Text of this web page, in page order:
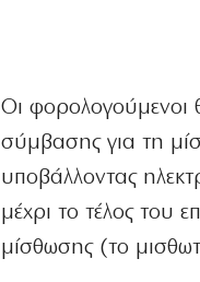
Οι φορολογούμενοι
σύμβασης για τη
υποβάλλοντας
μέχρι το τέλος του
μίσθωσης (το